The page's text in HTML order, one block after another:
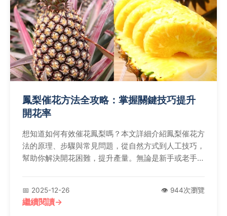
鳳梨催花方法全攻略：掌握關鍵技巧提升
開花率
想知道如何有效催花鳳梨嗎？本文詳細介紹鳳梨催花方
法的原理、步驟與常見問題，從自然方式到人工技巧，
幫助你解決開花困難，提升產量。無論是新手或老手，
📅 2025-12-26 👁️ 944次瀏覽
繼續閱讀